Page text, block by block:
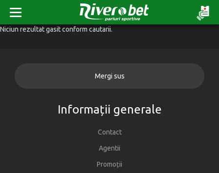
Niciun rezultat gasit conform cautarii.
Mergi sus
Informații generale
Contact
Agentii
Promoții